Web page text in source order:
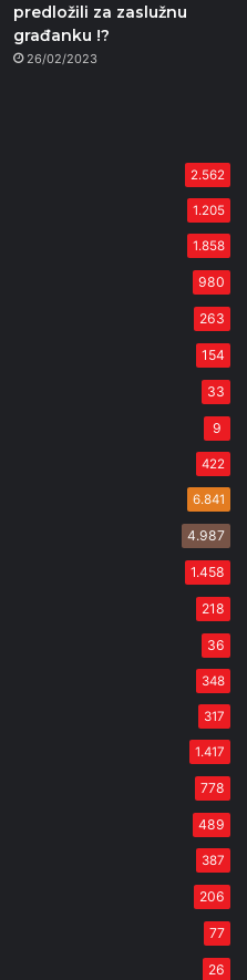
predložili za zaslužnu
građanku !?
26/02/2023
2.562
1.205
1.858
980
263
154
33
9
422
6.841
4.987
1.458
218
36
348
317
1.417
778
489
387
206
77
26